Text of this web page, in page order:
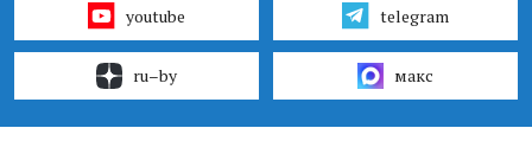
youtube telegram
ru–by макс